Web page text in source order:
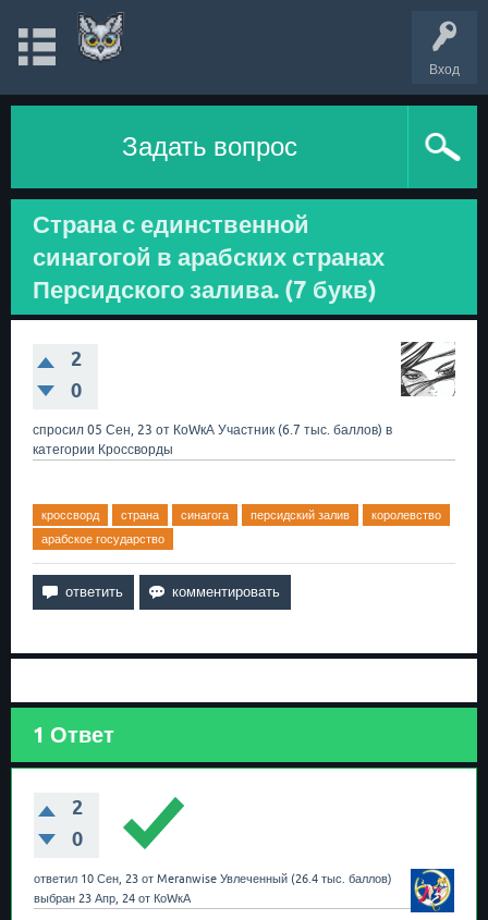
Вход
Задать вопрос
Страна с единственной
синагогой в арабских странах
Персидского залива. (7 букв)
2
0
спросил 05 Сен, 23 от КоWкА Участник (6.7 тыс. баллов) в
категории Кроссворды
кроссворд страна синагога персидский залив
королевство
арабское государство
1 Ответ
2
0
ответил 10 Сен, 23 от Meranwise Увлеченный (26.4 тыс. баллов)
выбран 23 Апр, 24 от КоWкА